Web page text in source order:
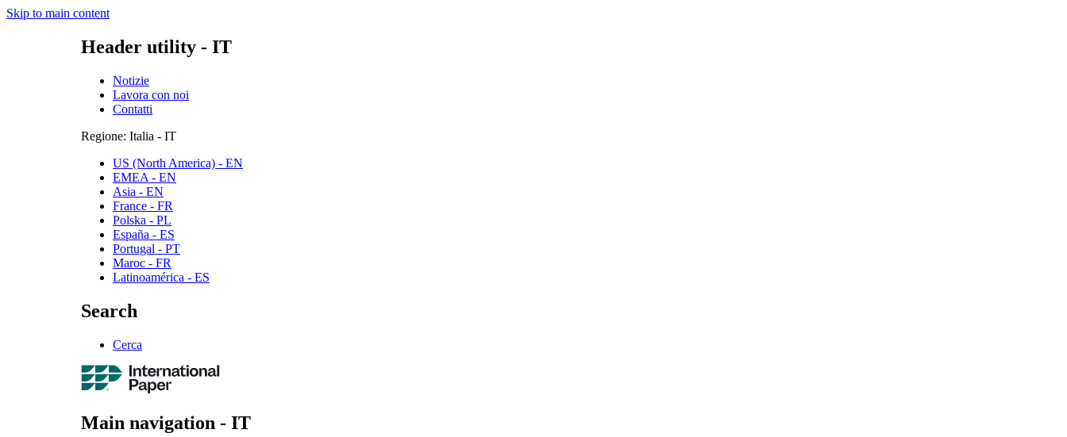
Skip to main content
Header utility - IT
Notizie
Lavora con noi
Contatti
Regione: Italia - IT
US (North America) - EN
EMEA - EN
Asia - EN
France - FR
Polska - PL
España - ES
Portugal - PT
Maroc - FR
Latinoamérica - ES
Search
Cerca
Main navigation - IT